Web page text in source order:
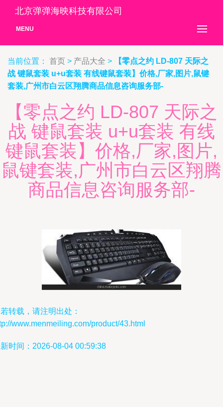
北京弹弹海映科技有限公司
MENU
当前位置： 首页 > 产品大全 >
【零点之约 LD-807 天际之
战 键鼠套装 u+u套装 有线键鼠套装】价格,厂家,图片,鼠键
套装,广州市白云区翔腾商品信息咨询服务部-
【零点之约 LD-807 天际之
战 键鼠套装 u+u套装 有线
键鼠套装】价格,厂家,图片,
鼠键套装,广州市白云区翔腾
商品信息咨询服务部-
转载，请注明出处：
www.menmeiling.com/product/43.html
时间：2026-08-04 00:59:38